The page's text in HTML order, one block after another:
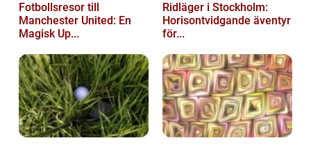
Fotbollsresor till
Manchester United: En
Magisk Up...
Ridläger i Stockholm:
Horisontvidgande äventyr
för...